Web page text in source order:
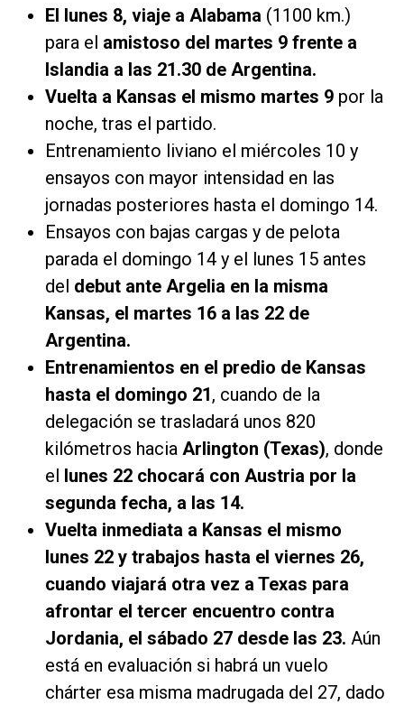
El lunes 8, viaje a Alabama (1100 km.)
para el amistoso del martes 9 frente a
Islandia a las 21.30 de Argentina.
Vuelta a Kansas el mismo martes 9 por la
noche, tras el partido.
Entrenamiento liviano el miércoles 10 y
ensayos con mayor intensidad en las
jornadas posteriores hasta el domingo 14.
Ensayos con bajas cargas y de pelota
parada el domingo 14 y el lunes 15 antes
del debut ante Argelia en la misma
Kansas, el martes 16 a las 22 de
Argentina.
Entrenamientos en el predio de Kansas
hasta el domingo 21, cuando de la
delegación se trasladará unos 820
kilómetros hacia Arlington (Texas), donde
el lunes 22 chocará con Austria por la
segunda fecha, a las 14.
Vuelta inmediata a Kansas el mismo
lunes 22 y trabajos hasta el viernes 26,
cuando viajará otra vez a Texas para
afrontar el tercer encuentro contra
Jordania, el sábado 27 desde las 23. Aún
está en evaluación si habrá un vuelo
chárter esa misma madrugada del 27, dado